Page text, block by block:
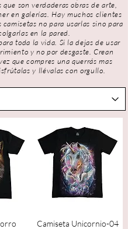
que son verdaderas obras de arte,
en galerías. Hay muchos clientes
camisetas no para usarlas sino para
en la pared.
toda la vida. Si la dejas de usar
y no por desgaste. Crean
que compres una querrás mas
y llévalas con orgullo.
Camiseta Unicornio-04